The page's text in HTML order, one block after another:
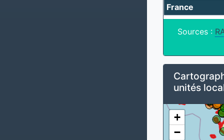
France
Sources :
unités
+
−